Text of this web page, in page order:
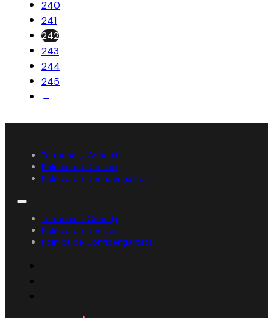
240
241
242
243
244
245
→
Termene și Condiții
Politica de Cookies
Politica de Confidențialitate
Termene și Condiții
Politica de Cookies
Politica de Confidențialitate